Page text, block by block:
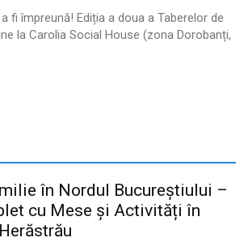
fi împreună! Ediția a doua a Taberelor de
la Carolia Social House (zona Dorobanți,
în Nordul Bucureștiului –
cu Mese și Activități în